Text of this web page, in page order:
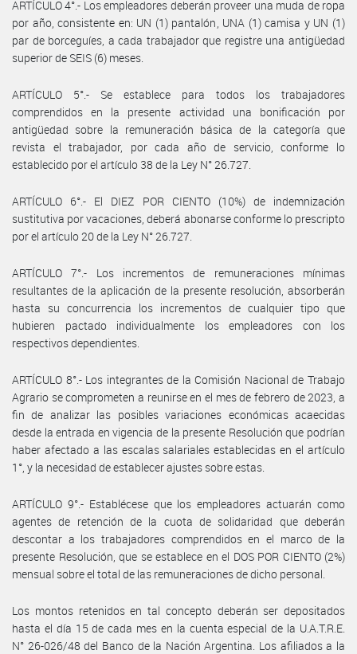
ARTÍCULO 4°.- Los empleadores deberán proveer una muda de ropa
por año, consistente en: UN (1) pantalón, UNA (1) camisa y UN (1)
par de borceguíes, a cada trabajador que registre una antigüedad
superior de SEIS (6) meses.
ARTÍCULO 5°.- Se establece para todos los trabajadores
comprendidos en la presente actividad una bonificación por
antigüedad sobre la remuneración básica de la categoría que
revista el trabajador, por cada año de servicio, conforme lo
establecido por el artículo 38 de la Ley N° 26.727.
ARTÍCULO 6°.- El DIEZ POR CIENTO (10%) de indemnización
sustitutiva por vacaciones, deberá abonarse conforme lo prescripto
por el artículo 20 de la Ley N° 26.727.
ARTÍCULO 7°.- Los incrementos de remuneraciones mínimas
resultantes de la aplicación de la presente resolución, absorberán
hasta su concurrencia los incrementos de cualquier tipo que
hubieren pactado individualmente los empleadores con los
respectivos dependientes.
ARTÍCULO 8°.- Los integrantes de la Comisión Nacional de Trabajo
Agrario se comprometen a reunirse en el mes de febrero de 2023, a
fin de analizar las posibles variaciones económicas acaecidas
desde la entrada en vigencia de la presente Resolución que podrían
haber afectado a las escalas salariales establecidas en el artículo
1°, y la necesidad de establecer ajustes sobre estas.
ARTÍCULO 9°.- Establécese que los empleadores actuarán como
agentes de retención de la cuota de solidaridad que deberán
descontar a los trabajadores comprendidos en el marco de la
presente Resolución, que se establece en el DOS POR CIENTO (2%)
mensual sobre el total de las remuneraciones de dicho personal.
Los montos retenidos en tal concepto deberán ser depositados
hasta el día 15 de cada mes en la cuenta especial de la U.A.T.R.E.
N° 26-026/48 del Banco de la Nación Argentina. Los afiliados a la